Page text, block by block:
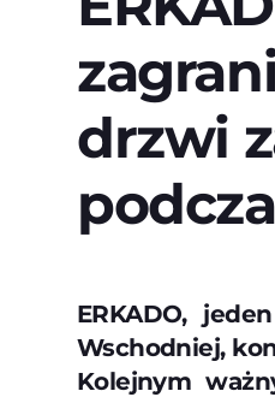
drzwi
ERKADO,
Wschodniej,
Kolejnym